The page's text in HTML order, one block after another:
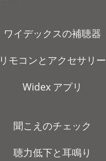
ワイデックスの補聴器
リモコンとアクセサリー
Widex アプリ
聞こえのチェック
聴力低下と耳鳴り